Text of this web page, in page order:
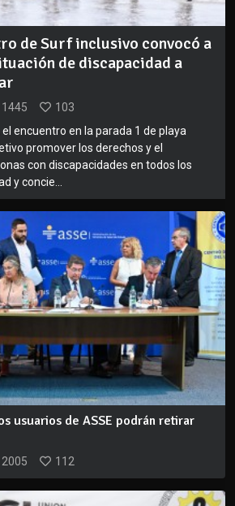
de Surf inclusivo convocó a
de discapacidad a
1445
103
el encuentro en la parada 1 de playa
promover los derechos y el
con discapacidades en todos los
y concie...
usuarios de ASSE podrán retirar
2005 112